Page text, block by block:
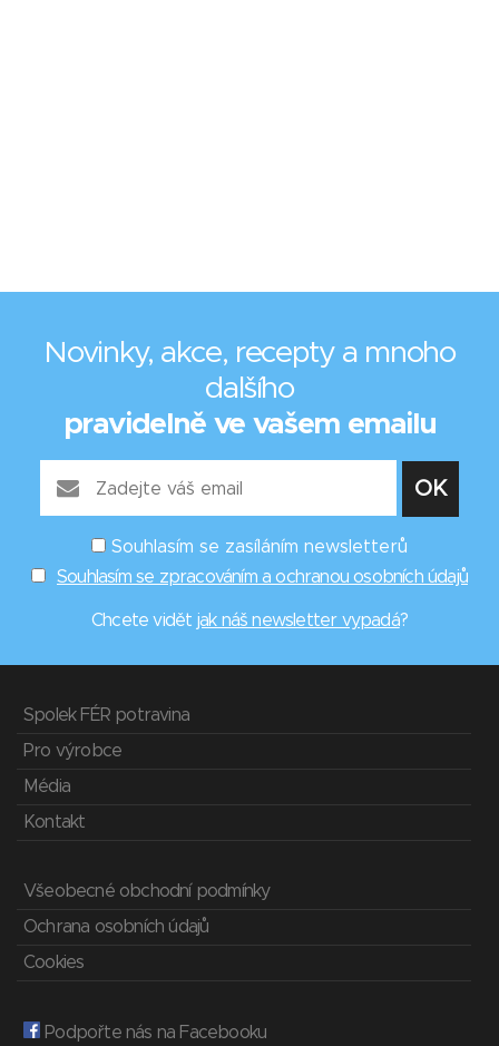
Novinky, akce, recepty a mnoho
dalšího
pravidelně ve vašem emailu
Souhlasím se zasíláním newsletterů
Souhlasím se zpracováním a ochranou osobních údajů
Chcete vidět jak náš newsletter vypadá?
Spolek FÉR potravina
Pro výrobce
Média
Kontakt
Všeobecné obchodní podmínky
Ochrana osobních údajů
Cookies
Podpořte nás na Facebooku